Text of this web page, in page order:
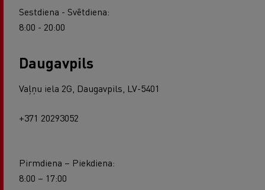
Sestdiena - Svētdiena:
8:00 - 20:00
Daugavpils
Vaļņu iela 2G, Daugavpils, LV-5401
+371 20293052
Pirmdiena – Piekdiena:
8:00 – 17:00